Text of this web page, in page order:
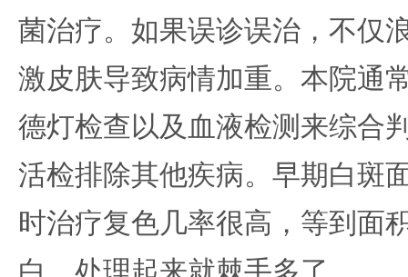
菌治疗。如果误诊误治，不仅
激皮肤导致病情加重。本院通
德灯检查以及血液检测来综合
活检排除其他疾病。早期白斑
时治疗复色几率很高，等到面